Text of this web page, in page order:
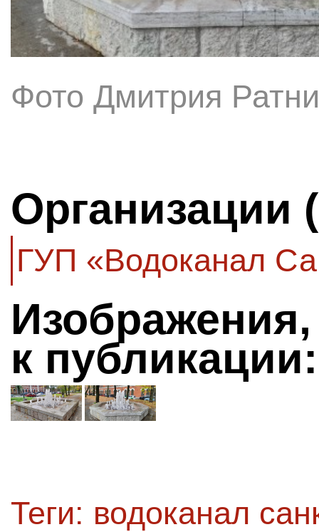
Фото Дмитрия
Организации
ГУП «Водоканал
к публикации:
Теги: водоканал